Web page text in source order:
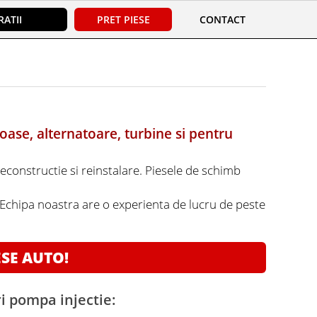
PRET PIESE CONTACT
alternatoare, turbine si pentru
si reinstalare. Piesele de schimb
noastra are o experienta de lucru de peste
AUTO!
pompa injectie: